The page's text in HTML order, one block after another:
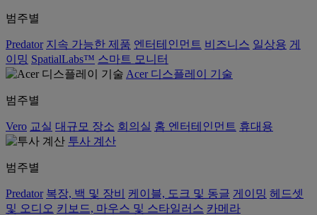
범주별
Predator 지속 가능한 제품 엔터테인먼트 비즈니스 일상용 게
이밍 SpatialLabs™ 스마트 모니터
Acer 디스플레이 기술
범주별
Vero 교실 대규모 장소 회의실 홈 엔터테인먼트 휴대용
투사 계산
범주별
Predator 복장, 백 및 장비 케이블, 도크 및 동글 게이밍 헤드셋
및 오디오 키보드, 마우스 및 스타일러스 카메라